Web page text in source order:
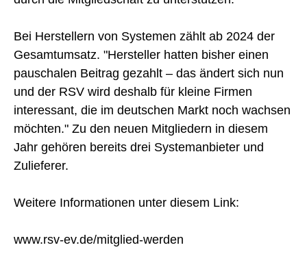
Bei Herstellern von Systemen zählt ab 2024 der
Gesamtumsatz. "Hersteller hatten bisher einen
pauschalen Beitrag gezahlt – das ändert sich nun
und der RSV wird deshalb für kleine Firmen
interessant, die im deutschen Markt noch wachsen
möchten." Zu den neuen Mitgliedern in diesem
Jahr gehören bereits drei Systemanbieter und
Zulieferer.
Weitere Informationen unter diesem Link:
www.rsv-ev.de/mitglied-werden